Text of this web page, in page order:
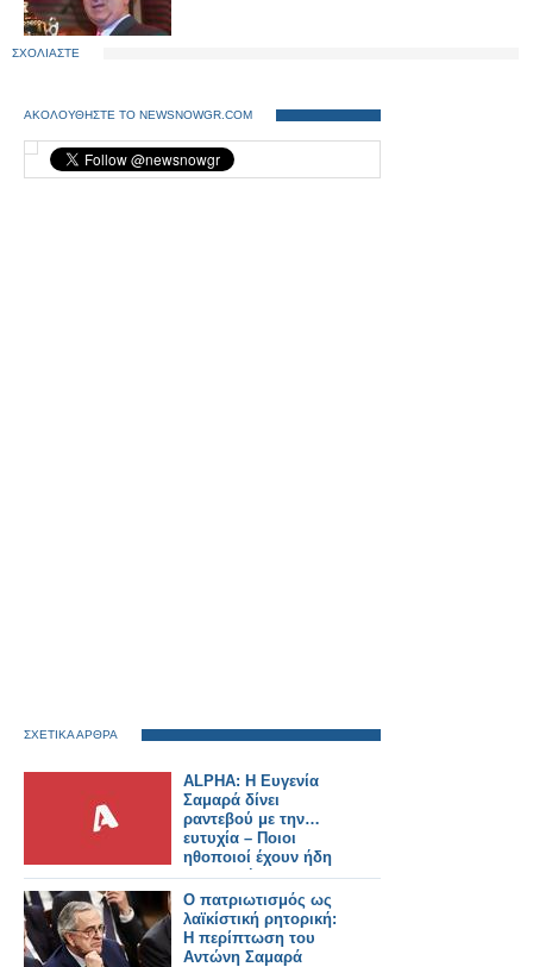
ΣΧΟΛΙΑΣΤΕ
ΑΚΟΛΟΥΘΗΣΤΕ ΤΟ NEWSNOWGR.COM
ΣΧΕΤΙΚΑ ΑΡΘΡΑ
ALPHA: Η Ευγενία
Σαμαρά δίνει
ραντεβού με την…
ευτυχία – Ποιοι
ηθοποιοί έχουν ήδη
συμφωνήσει για τη
νέα σειρά
Ο πατριωτισμός ως
λαϊκίστική ρητορική:
Η περίπτωση του
Αντώνη Σαμαρά